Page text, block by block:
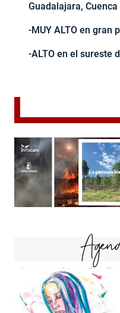
Guadalajara,
-MUY ALTO en gran
-ALTO en el sureste